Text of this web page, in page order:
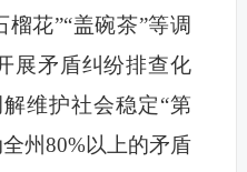
花”“盖碗茶”等调
展矛盾纠纷排查化
维护社会稳定“第
州80%以上的矛盾